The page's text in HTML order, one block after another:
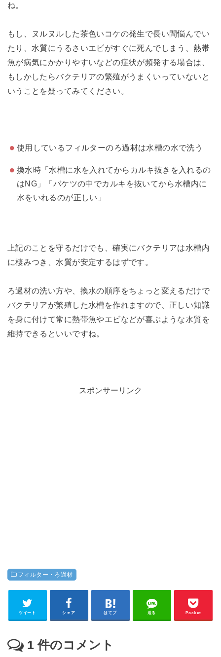
ね。
もし、ヌルヌルした茶色いコケの発生で長い間悩んでい
たり、水質にうるさいエビがすぐに死んでしまう、熱帯
魚が病気にかかりやすいなどの症状が頻発する場合は、
もしかしたらバクテリアの繁殖がうまくいっていないと
いうことを疑ってみてください。
使用しているフィルターのろ過材は水槽の水で洗う
換水時「水槽に水を入れてからカルキ抜きを入れるの
はNG」「バケツの中でカルキを抜いてから水槽内に
水をいれるのが正しい」
上記のことを守るだけでも、確実にバクテリアは水槽内
に棲みつき、水質が安定するはずです。
ろ過材の洗い方や、換水の順序をちょっと変えるだけで
バクテリアが繁殖した水槽を作れますので、正しい知識
を身に付けて常に熱帯魚やエビなどが喜ぶような水質を
維持できるといいですね。
スポンサーリンク
フィルター・ろ過材
ツイート シェア はてブ 送る Pocket
1件のコメント